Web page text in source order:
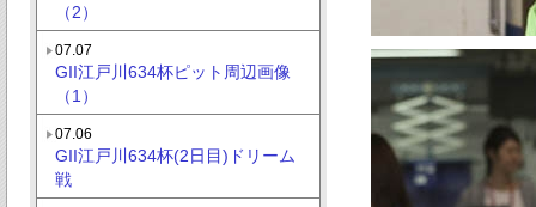
（2）
07.07
GII江戸川634杯ピット周辺画像
（1）
07.06
GII江戸川634杯(2日目)ドリーム
戦